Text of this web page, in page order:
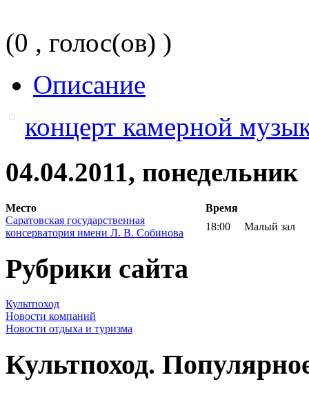
(0 , голос(ов) )
Описание
концерт камерной
04.04.2011, понедельник
Место
Время
Саратовская государственная
консерватория имени Л. В. Собинова
18:00 Малый зал
Рубрики сайта
Культпоход
Новости компаний
Новости отдыха и туризма
Культпоход.